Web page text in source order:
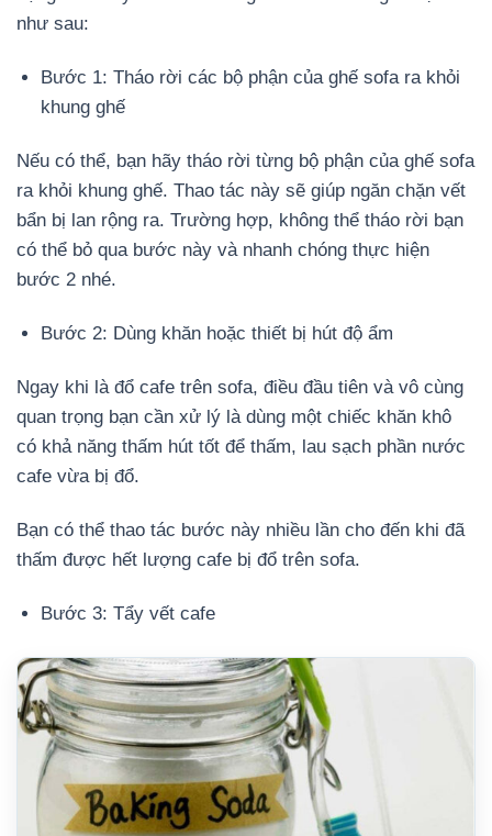
như sau:
Bước 1: Tháo rời các bộ phận của ghế sofa ra khỏi
khung ghế
Nếu có thể, bạn hãy tháo rời từng bộ phận của ghế sofa
ra khỏi khung ghế. Thao tác này sẽ giúp ngăn chặn vết
bẩn bị lan rộng ra. Trường hợp, không thể tháo rời bạn
có thể bỏ qua bước này và nhanh chóng thực hiện
bước 2 nhé.
Bước 2: Dùng khăn hoặc thiết bị hút độ ẩm
Ngay khi là đổ cafe trên sofa, điều đầu tiên và vô cùng
quan trọng bạn cần xử lý là dùng một chiếc khăn khô
có khả năng thấm hút tốt để thấm, lau sạch phần nước
cafe vừa bị đổ.
Bạn có thể thao tác bước này nhiều lần cho đến khi đã
thấm được hết lượng cafe bị đổ trên sofa.
Bước 3: Tẩy vết cafe